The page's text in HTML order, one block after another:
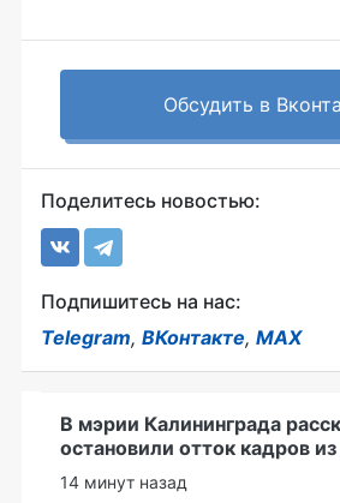
Обсудить в
Поделитесь новостью:
Подпишитесь на нас:
Telegram, ВКонтакте, MAX
В мэрии Калининграда
остановили отток кадров
14 минут назад